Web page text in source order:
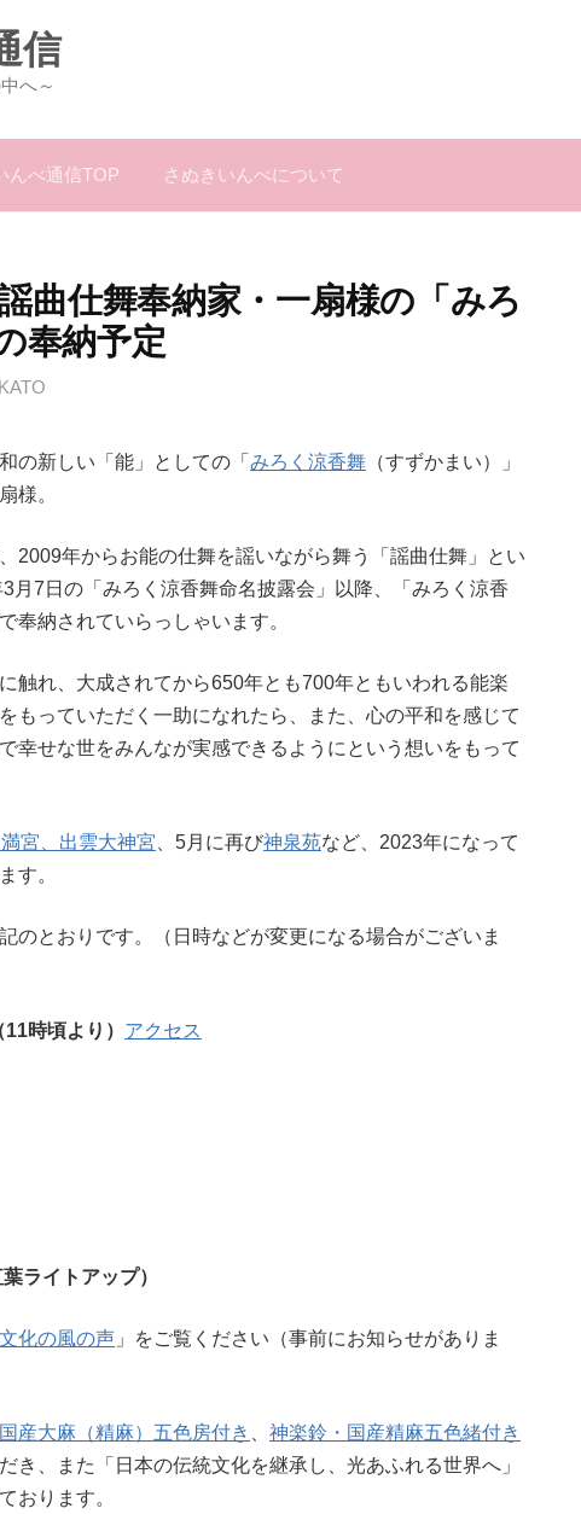
信
へ～
んべ通信TOP さぬきいんべについて
曲仕舞奉納家・一扇様の「みろ
奉納予定
の新しい「能」としての「 みろく涼香舞 （すずかまい）」
様。
2009年からお能の仕舞を謡いながら舞う「謡曲仕舞」とい
月7日の「みろく涼香舞命名披露会」以降、「みろく涼香
奉納されていらっしゃいます。
触れ、大成されてから650年とも700年ともいわれる能楽
もっていただく一助になれたら、また、心の平和を感じて
幸せな世をみんなが実感できるようにという想いをもって
宮、出雲大神宮 、5月に再び神泉苑など、2023年になって
す。
のとおりです。（日時などが変更になる場合がございま
時頃より） アクセス
ライトアップ）
化の風の声 」をご覧ください（事前にお知らせがありま
産大麻（精麻）五色房付き
神楽鈴・国産精麻五色緒付き
き、また「日本の伝統文化を継承し、光あふれる世界へ」
おります。